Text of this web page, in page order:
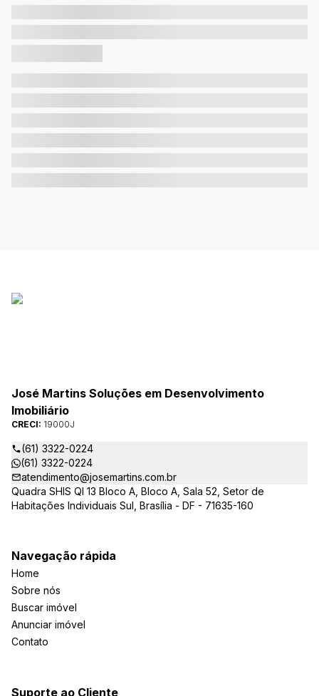
José Martins Soluções em Desenvolvimento
Imobiliário
CRECI: 19000J
(61) 3322-0224
(61) 3322-0224
atendimento@josemartins.com.br
Quadra SHIS QI 13 Bloco A, Bloco A, Sala 52, Setor de
Habitações Individuais Sul, Brasília - DF - 71635-160
Navegação rápida
Home
Sobre nós
Buscar imóvel
Anunciar imóvel
Contato
Suporte ao Cliente